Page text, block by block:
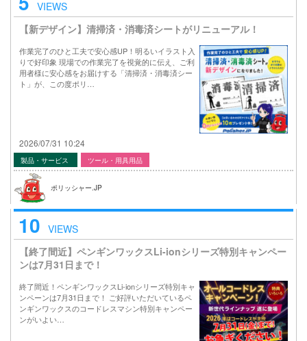
VIEWS
【新デザイン】清掃済・消毒済シートがリニューアル！
作業完了のひと工夫で安心感UP！明るいイラスト入
りで好印象 現場での作業完了を視覚的に伝え、ご利
用者様に安心感をお届けする「清掃済・消毒済シー
ト」が、この度ポリ…
2026/07/31 10:24
製品・サービス ツール・用具用品
ポリッシャー.JP
10 VIEWS
【終了間近】ペンギンワックスLi-ionシリーズ特別キャンペー
ンは7月31日まで！
終了間近！ペンギンワックスLi-ionシリーズ特別キャ
ンペーンは7月31日まで！ ご好評いただいているペ
ンギンワックスのコードレスマシン特別キャンペー
ンがいよい…